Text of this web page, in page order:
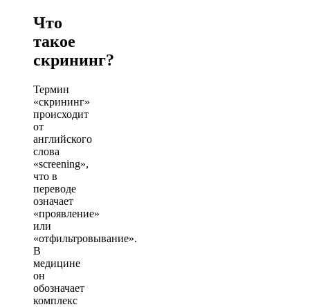
Что
такое
скрининг?
Термин
«скрининг»
происходит
от
английского
слова
«screening»,
что в
переводе
означает
«проявление»
или
«отфильтровывание».
В
медицине
он
обозначает
комплекс